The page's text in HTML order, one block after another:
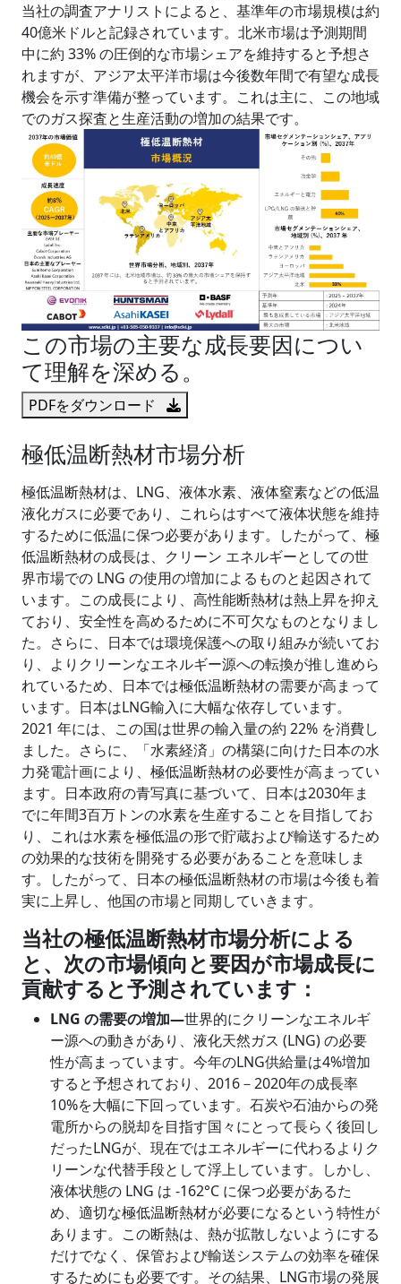
当社の調査アナリストによると、基準年の市場規模は約
40億米ドルと記録されています。北米市場は予測期間
中に約 33% の圧倒的な市場シェアを維持すると予想さ
れますが、アジア太平洋市場は今後数年間で有望な成長
機会を示す準備が整っています。これは主に、この地域
でのガス探査と生産活動の増加の結果です。
この市場の主要な成長要因につい
て理解を深める。
PDFをダウンロード
極低温断熱材市場分析
極低温断熱材は、LNG、液体水素、液体窒素などの低温
液化ガスに必要であり、これらはすべて液体状態を維持
するために低温に保つ必要があります。したがって、極
低温断熱材の成長は、クリーン エネルギーとしての世
界市場での LNG の使用の増加によるものと起因されて
います。この成長により、高性能断熱材は熱上昇を抑え
ており、安全性を高めるために不可欠なものとなりまし
た。さらに、日本では環境保護への取り組みが続いてお
り、よりクリーンなエネルギー源への転換が推し進めら
れているため、日本では極低温断熱材の需要が高まって
います。日本はLNG輸入に大幅な依存しています。
2021 年には、この国は世界の輸入量の約 22% を消費し
ました。さらに、「水素経済」の構築に向けた日本の水
力発電計画により、極低温断熱材の必要性が高まってい
ます。日本政府の青写真に基づいて、日本は2030年ま
でに年間3百万トンの水素を生産することを目指してお
り、これは水素を極低温の形で貯蔵および輸送するため
の効果的な技術を開発する必要があることを意味しま
す。したがって、日本の極低温断熱材の市場は今後も着
実に上昇し、他国の市場と同期していきます。
当社の極低温断熱材市場分析による
と、次の市場傾向と要因が市場成長に
貢献すると予測されています：
LNG の需要の増加―世界的にクリーンなエネルギ
ー源への動きがあり、液化天然ガス (LNG) の必要
性が高まっています。今年のLNG供給量は4%増加
すると予想されており、2016－2020年の成長率
10%を大幅に下回っています。石炭や石油からの発
電所からの脱却を目指す国々にとって長らく後回し
だったLNGが、現在ではエネルギーに代わるよりク
リーンな代替手段として浮上しています。しかし、
液体状態の LNG は -162°C に保つ必要があるた
め、適切な極低温断熱材が必要になるという特性が
あります。この断熱は、熱が拡散しないようにする
だけでなく、保管および輸送システムの効率を確保
するためにも必要です。その結果、LNG市場の発展